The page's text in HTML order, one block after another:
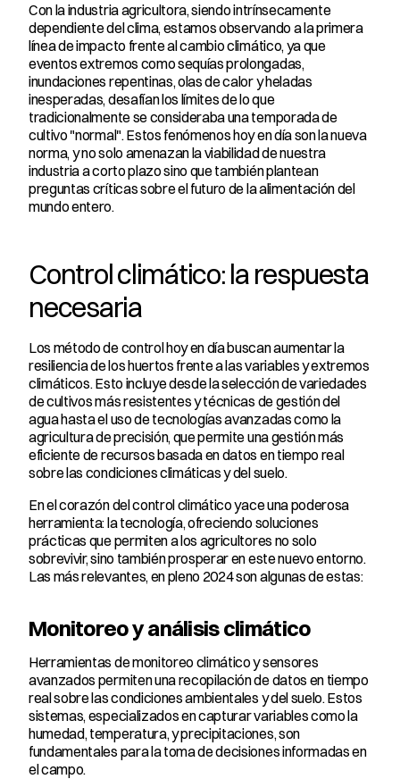
Con la industria agricultora, siendo intrínsecamente
dependiente del clima, estamos observando a la primera
línea de impacto frente al cambio climático, ya que
eventos extremos como sequías prolongadas,
inundaciones repentinas, olas de calor y heladas
inesperadas, desafían los límites de lo que
tradicionalmente se consideraba una temporada de
cultivo "normal". Estos fenómenos hoy en día son la nueva
norma, y no solo amenazan la viabilidad de nuestra
industria a corto plazo sino que también plantean
preguntas críticas sobre el futuro de la alimentación del
mundo entero.
Control climático: la respuesta
necesaria
Los método de control hoy en día buscan aumentar la
resiliencia de los huertos frente a las variables y extremos
climáticos. Esto incluye desde la selección de variedades
de cultivos más resistentes y técnicas de gestión del
agua hasta el uso de tecnologías avanzadas como la
agricultura de precisión, que permite una gestión más
eficiente de recursos basada en datos en tiempo real
sobre las condiciones climáticas y del suelo.
En el corazón del control climático yace una poderosa
herramienta: la tecnología, ofreciendo soluciones
prácticas que permiten a los agricultores no solo
sobrevivir, sino también prosperar en este nuevo entorno.
Las más relevantes, en pleno 2024 son algunas de estas:
Monitoreo y análisis climático
Herramientas de monitoreo climático y sensores
avanzados permiten una recopilación de datos en tiempo
real sobre las condiciones ambientales y del suelo. Estos
sistemas, especializados en capturar variables como la
humedad, temperatura, y precipitaciones, son
fundamentales para la toma de decisiones informadas en
el campo.